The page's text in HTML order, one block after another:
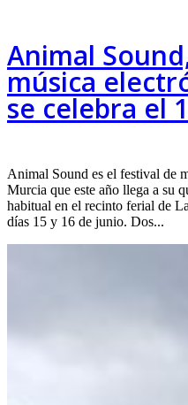
Animal
música
se celebra el
Animal Sound es el festival de
Murcia que este año llega a su
habitual en el recinto ferial de
días 15 y 16 de junio. Dos...